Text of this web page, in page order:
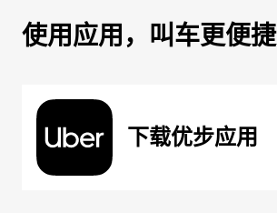
使用应用，叫车更便捷
下载优步应用